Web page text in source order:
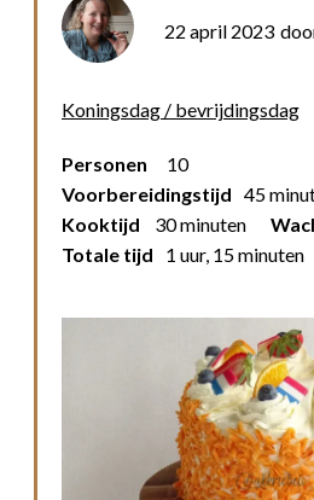
22 april 2023
Koningsdag / bevrijdingsdag
Personen
10
Voorbereidingstijd 45
Kooktijd
30 minuten
Totale tijd
1 uur, 15 minuten